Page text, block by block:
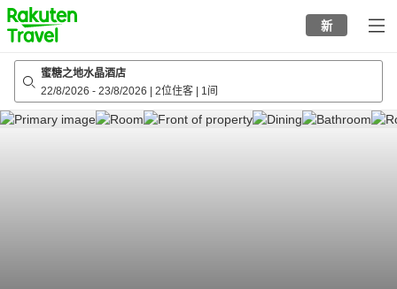
to
top
page
新
蜜糖之地水晶酒店
22/8/2026 - 23/8/2026 2位住客 1间